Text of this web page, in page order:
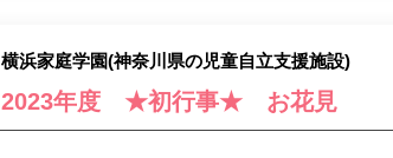
横浜家庭学園(神奈川県の児童自立支援施設)
2023年度 ★初行事★ お花見